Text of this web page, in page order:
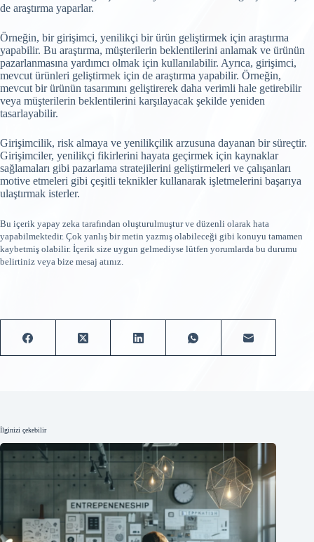
de araştırma yaparlar.
Örneğin, bir girişimci, yenilikçi bir ürün geliştirmek için araştırma
yapabilir. Bu araştırma, müşterilerin beklentilerini anlamak ve ürünün
pazarlanmasına yardımcı olmak için kullanılabilir. Ayrıca, girişimci,
mevcut ürünleri geliştirmek için de araştırma yapabilir. Örneğin,
mevcut bir ürünün tasarımını geliştirerek daha verimli hale getirebilir
veya müşterilerin beklentilerini karşılayacak şekilde yeniden
tasarlayabilir.
Girişimcilik, risk almaya ve yenilikçilik arzusuna dayanan bir süreçtir.
Girişimciler, yenilikçi fikirlerini hayata geçirmek için kaynaklar
sağlamaları gibi pazarlama stratejilerini geliştirmeleri ve çalışanları
motive etmeleri gibi çeşitli teknikler kullanarak işletmelerini başarıya
ulaştırmak isterler.
Bu içerik yapay zeka tarafından oluşturulmuştur ve düzenli olarak hata
yapabilmektedir. Çok yanlış bir metin yazmış olabileceği gibi konuyu tamamen
kaybetmiş olabilir. İçerik size uygun gelmediyse lütfen yorumlarda bu durumu
belirtiniz veya bize mesaj atınız.
İlginizi çekebilir